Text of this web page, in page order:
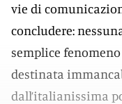
vie di
concludere:
semplice
destinata
dall’italianissima